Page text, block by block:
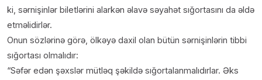
ki, sərnişinlər biletlərini alarkən əlavə səyahət sığortasını da əldə
etməlidirlər.
Onun sözlərinə görə, ölkəyə daxil olan bütün sərnişinlərin tibbi
sığortası olmalıdır:
“Səfər edən şəxslər mütləq şəkildə sığortalanmalıdırlar. Əks